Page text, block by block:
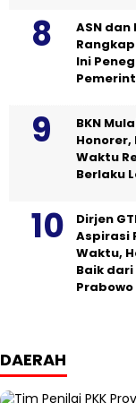
ASN dan
Ini
BKN
Honorer,
Waktu
Berlaku
Dirjen
Aspirasi
Waktu,
Baik
DAERAH